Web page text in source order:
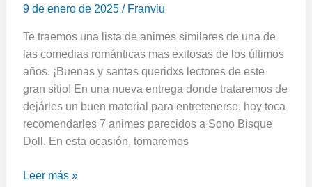
9 de enero de 2025 / Franviu
Te traemos una lista de animes similares de una de
las comedias románticas mas exitosas de los últimos
años. ¡Buenas y santas queridxs lectores de este
gran sitio! En una nueva entrega donde trataremos de
dejárles un buen material para entretenerse, hoy toca
recomendarles 7 animes parecidos a Sono Bisque
Doll. En esta ocasión, tomaremos
Leer más »